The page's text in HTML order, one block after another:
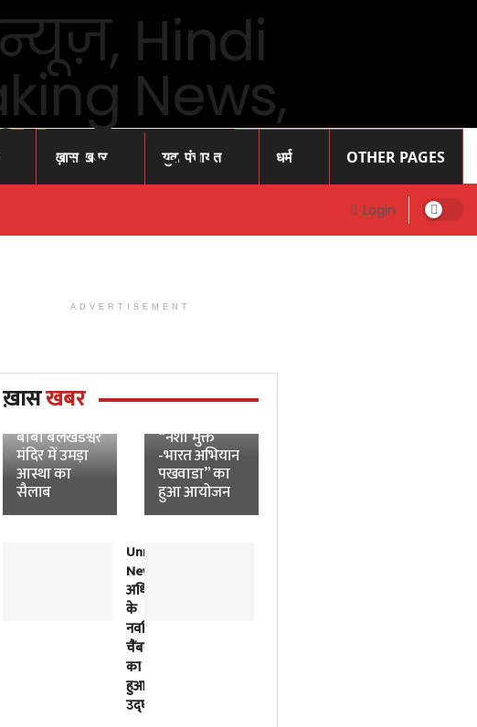
ख़ास खबर युवा पंचायत धर्म OTHER PAGES
Login
ADVERTISEMENT
ख़ासखबर
बाबा बलखंडेश्वर
मंदिर में उमड़ा
आस्था का
सैलाब
रज्जू भय्या)
“नशा मुक्त
-भारत अभियान
पखवाडा” का
हुआ आयोजन
Unnao
News:
अधिवक्ताओं
के
नवर्निमित
चैंबरों
का
हुआ
उद्घाटन